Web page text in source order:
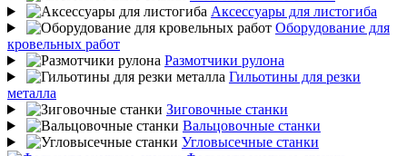
Аксессуары для листогиба
Оборудование для
кровельных работ
Размотчики рулона
Гильотины для резки
металла
Зиговочные станки
Вальцовочные станки
Угловысечные станки